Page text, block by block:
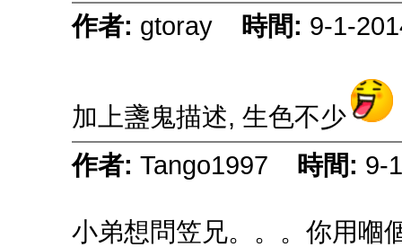
作者: gtoray 時間: 9-1-
加上盞鬼描述, 生色不少
作者: Tango1997 時間: 9-
小弟想問笠兄。。。你用嗰